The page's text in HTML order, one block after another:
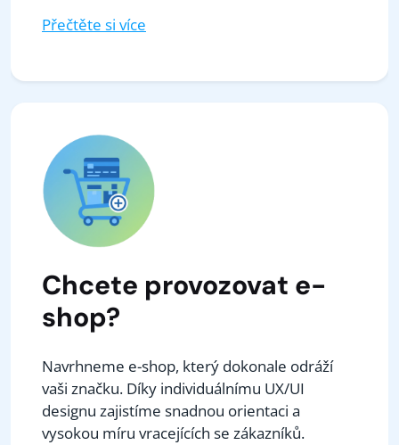
Přečtěte si více
Chcete provozovat e-
shop?
Navrhneme e-shop, který dokonale odráží
vaši značku. Díky individuálnímu UX/UI
designu zajistíme snadnou orientaci a
vysokou míru vracejících se zákazníků.